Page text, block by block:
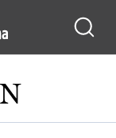
Castilla-